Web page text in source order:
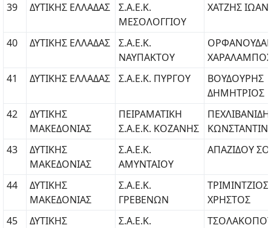
39
ΔΥΤΙΚΗΣ ΕΛΛΑΔΑΣ
Σ.Α.Ε.Κ.
ΜΕΣΟΛΟΓΓΙΟΥ
ΧΑΤΖΗΣ
40 ΔΥΤΙΚΗΣ ΕΛΛΑΔΑΣ
Σ.Α.Ε.Κ.
ΝΑΥΠΑΚΤΟΥ
41
ΔΥΤΙΚΗΣ ΕΛΛΑΔΑΣ Σ.Α.Ε.Κ. ΠΥΡΓΟΥ
ΒΟΥΔΟΥΡΗΣ
ΔΗΜΗΤΡΙΟΣ
42
ΔΥΤΙΚΗΣ
ΜΑΚΕΔΟΝΙΑΣ
ΠΕΙΡΑΜΑΤΙΚΗ
Σ.Α.Ε.Κ. ΚΟΖΑΝΗΣ
43
ΔΥΤΙΚΗΣ
ΜΑΚΕΔΟΝΙΑΣ
Σ.Α.Ε.Κ.
ΑΜΥΝΤΑΙΟΥ
ΑΠΑΖΙΔΟΥ
44
ΔΥΤΙΚΗΣ
ΜΑΚΕΔΟΝΙΑΣ
Σ.Α.Ε.Κ.
ΓΡΕΒΕΝΩΝ
ΤΡΙΜΙΝΤΖΙΟΣ
ΧΡΗΣΤΟΣ
45
ΔΥΤΙΚΗΣ
Σ.Α.Ε.Κ.